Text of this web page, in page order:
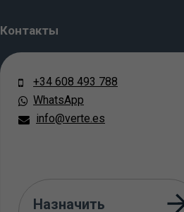
Контакты
+34 608 493 788
WhatsApp
info@verte.es
Назначить